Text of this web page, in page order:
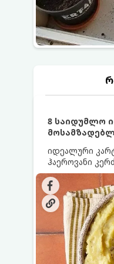
8 საიდუმლო
იდეალური
ჰაეროვანი
ნაღების-
ძალიან
საიდუმლო,
პიურე